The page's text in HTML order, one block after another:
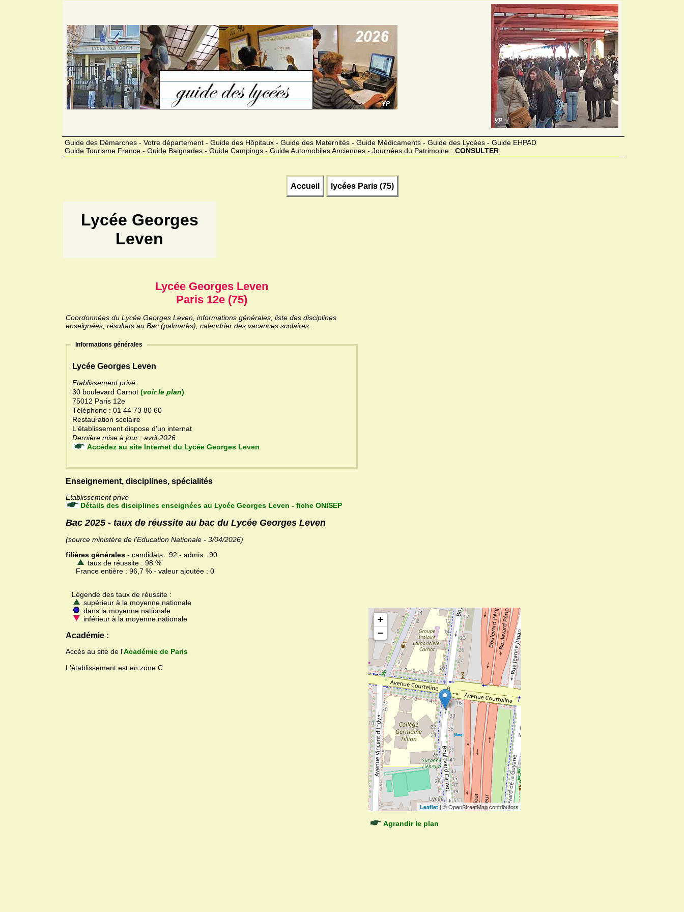
Guide des Démarches - Votre département - Guide des Hôpitaux - Guide des Maternités - Guide Médicaments - Guide des Lycées - Guide EHPAD
Guide Tourisme France - Guide Baignades - Guide Campings - Guide Automobiles Anciennes - Journées du Patrimoine : CONSULTER
Accueil lycées Paris (75)
Lycée Georges
Leven
Lycée Georges Leven
Paris 12e (75)
Coordonnées du Lycée Georges Leven, informations générales, liste des disciplines
enseignées, résultats au Bac (palmarès), calendrier des vacances scolaires.
Informations générales
Lycée Georges Leven
Etablissement privé
30 boulevard Carnot (voir le plan)
75012 Paris 12e
Téléphone : 01 44 73 80 60
Restauration scolaire
L'établissement dispose d'un internat
Dernière mise à jour : avril 2026
Accédez au site Internet du Lycée Georges Leven
Enseignement, disciplines, spécialités
Etablissement privé
Détails des disciplines enseignées au Lycée Georges Leven - fiche ONISEP
Bac 2025 - taux de réussite au bac du Lycée Georges Leven
(source ministère de l'Education Nationale - 3/04/2026)
filières générales - candidats : 92 - admis : 90
taux de réussite : 98 %
France entière : 96,7 % - valeur ajoutée : 0
Légende des taux de réussite :
supérieur à la moyenne nationale
dans la moyenne nationale
inférieur à la moyenne nationale
Académie :
Accès au site de l'Académie de Paris
L'établissement est en zone C
+
−
Leaflet| © OpenStreetMap contributors
Agrandir le plan